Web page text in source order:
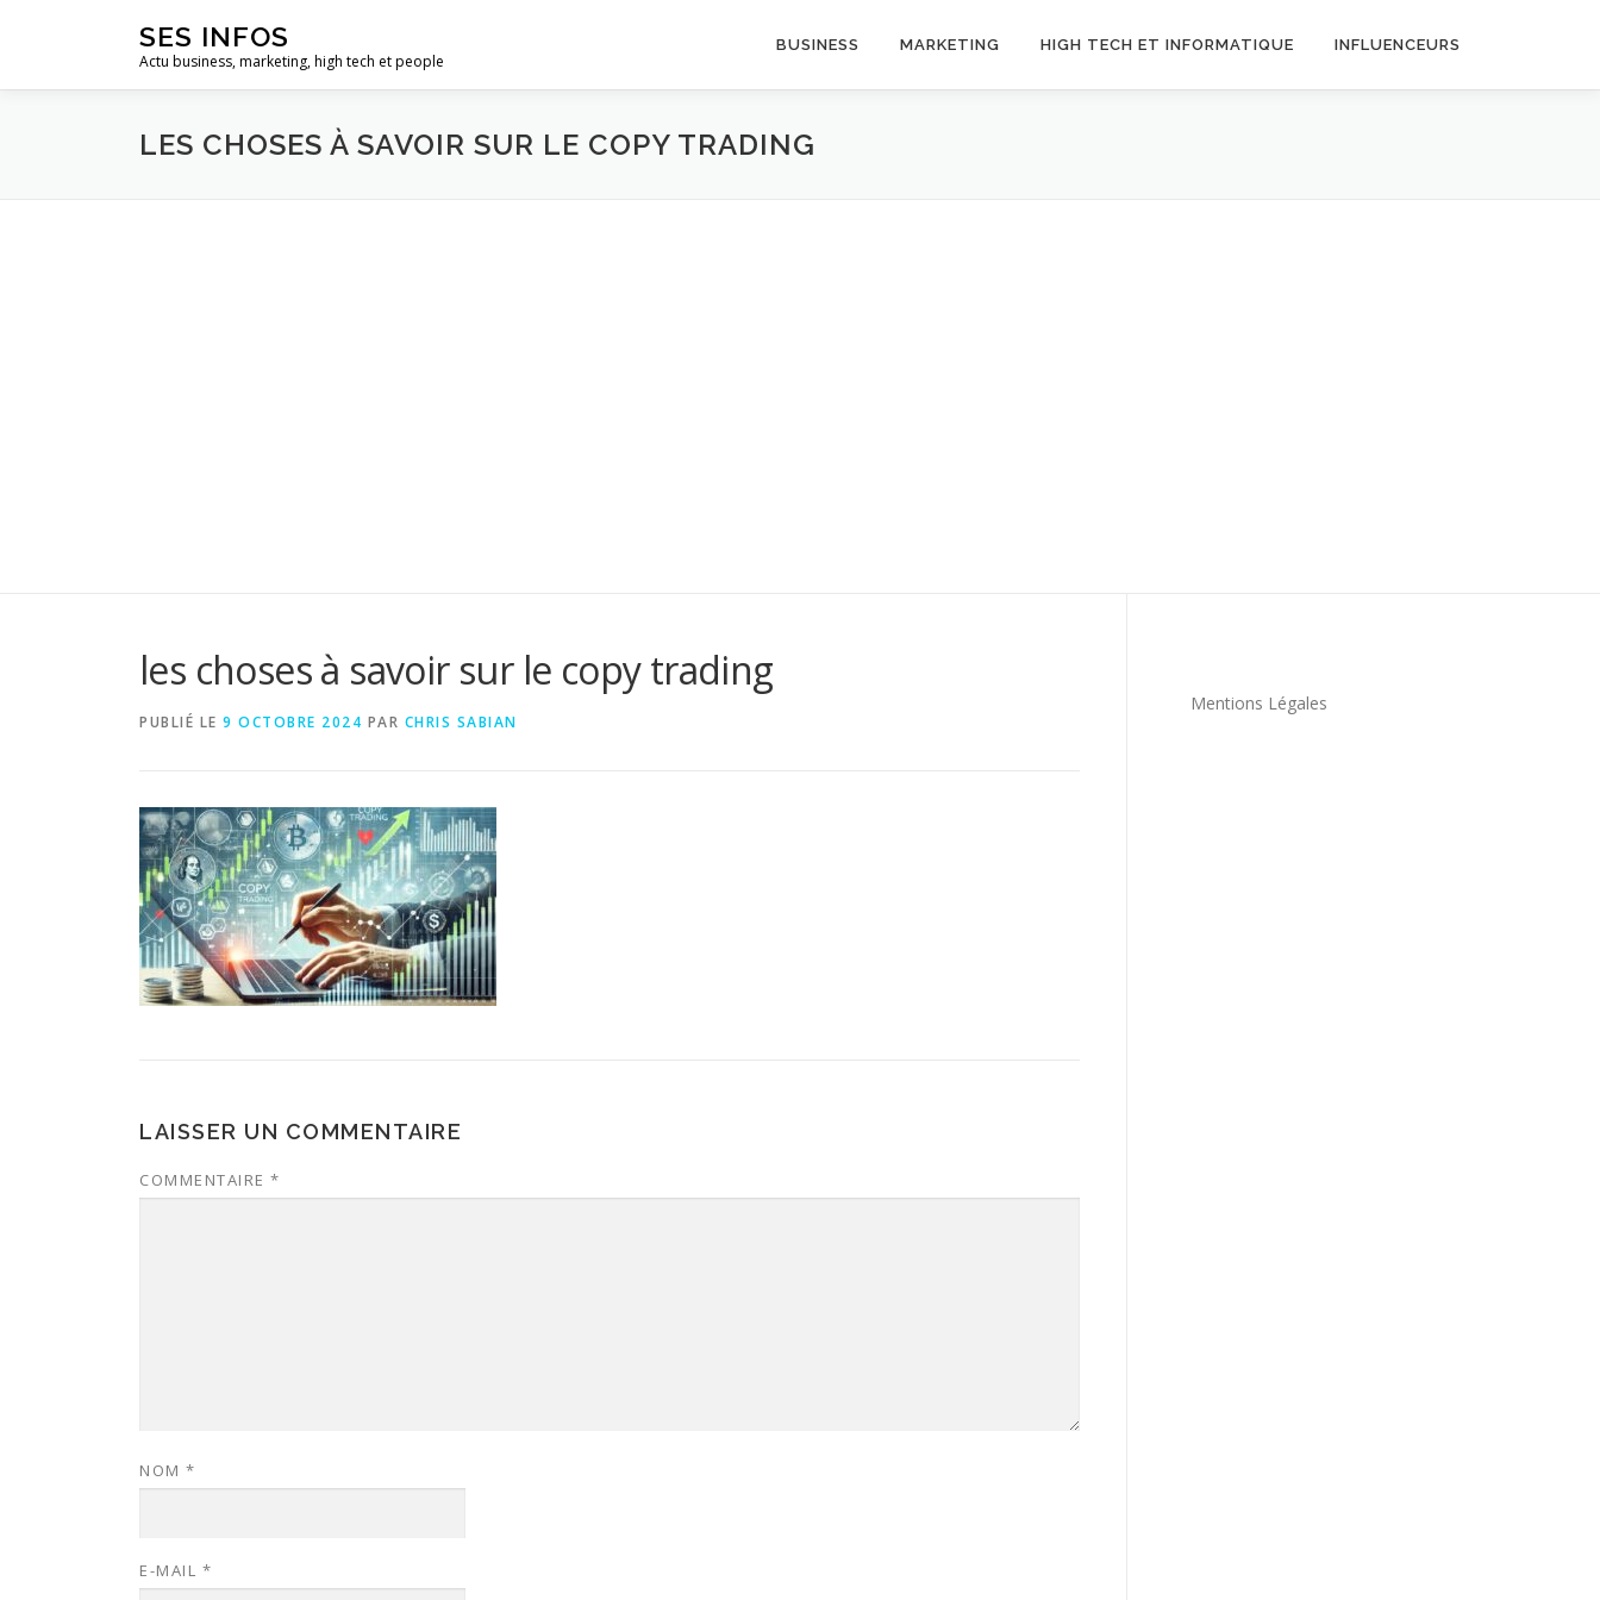
SES INFOS
Actu business, marketing, high tech et people
BUSINESS MARKETING HIGH TECH ET INFORMATIQUE INFLUENCEURS
LES CHOSES À SAVOIR SUR LE COPY TRADING
les choses à savoir sur le copy trading
PUBLIÉ LE 9 OCTOBRE 2024 PAR CHRIS SABIAN
LAISSER UN COMMENTAIRE
COMMENTAIRE *
NOM *
E-MAIL *
Mentions Légales